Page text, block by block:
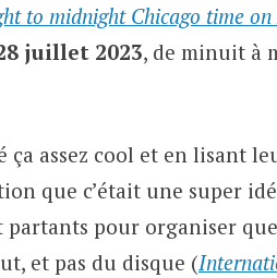
to midnight Chicago time
juillet 2023, de minuit à
ça assez cool et en lisant
que c’était une super
pour organiser
et pas du disque (